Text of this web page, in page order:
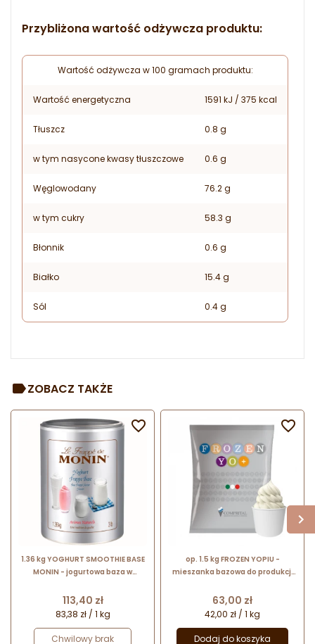
Przybliżona wartość odżywcza produktu:
Wartość odżywcza w 100 gramach produktu:
Wartość energetyczna 1591 kJ / 375 kcal
Tłuszcz 0.8 g
w tym nasycone kwasy tłuszczowe 0.6 g
Węglowodany 76.2 g
w tym cukry 58.3 g
Błonnik 0.6 g
Białko 15.4 g
Sól 0.4 g
ZOBACZ TAKŻE
1.36 kg YOGHURT SMOOTHIE BASE
MONIN - jogurtowa baza w
Cena
113,40 zł
83,38 zł / 1 kg
Chwilowy brak

op. 1.5 kg FROZEN YOPIU -
mieszanka bazowa do produkcji
nr. kat. P654 Comprital
Cena
63,00 zł
42,00 zł / 1 kg
Dodaj do koszyka
